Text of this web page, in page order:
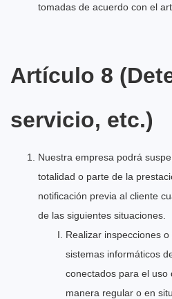
tomadas de acuerdo con el
Artículo 8
servicio, etc.)
Nuestra empresa podrá
totalidad o parte de la
notificación previa al cliente
de las siguientes situaciones.
Realizar inspecciones
sistemas informáticos
conectados para el uso
manera regular o en